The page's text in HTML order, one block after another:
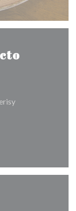
((abre en una
((abre en una